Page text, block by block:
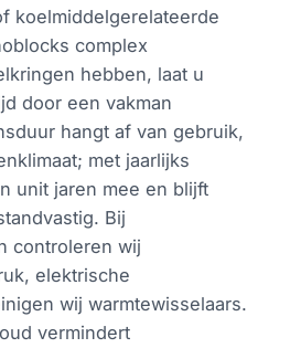
koelmiddelgerelateerde
complex
hebben, laat u
door een vakman
hangt af van gebruik,
met jaarlijks
unit jaren mee en blijft
Bij
controleren wij
elektrische
wij warmtewisselaars.
vermindert